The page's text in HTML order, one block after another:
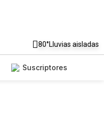
80°Lluvias aisladas
Suscriptores